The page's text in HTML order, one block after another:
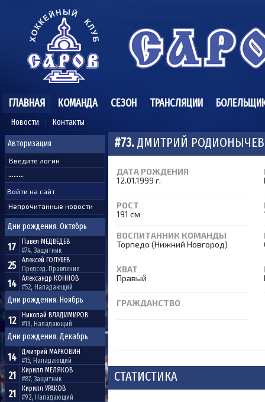
ГЛАВНАЯ
Новости Контакты
КОМАНДА СЕЗОН ТРАНСЛЯЦИИ
Авторизация
Непрочитанные новости
Дни рождения. Октябрь
17 Павел МЕДВЕДЕВ
#74, Защитник
25 Алексей ГОЛУБЕВ
Председ. Правления
14 Александр КОННОВ
#52, Нападающий
Дни рождения. Ноябрь
12 Николай ВЛАДИМИРОВ
#19, Нападающий
Дни рождения. Декабрь
14 Дмитрий МАРКОВИН
#15, Нападающий
21 Кирилл МЕЛЯКОВ
#87, Защитник
21 Кирилл УРАКОВ
#92, Нападающий
#73.ДМИТРИЙ
ДАТА РОЖДЕНИЯ
12.01.1999 г.
РОСТ
191 см
ВОСПИТАННИК КОМАНДЫ
Торпедо (Нижний Новгород)
ХВАТ
Правый
ГРАЖДАНСТВО
СТАТИСТИКА